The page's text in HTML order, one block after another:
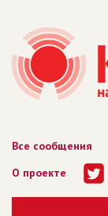
Все сообщения
О проекте